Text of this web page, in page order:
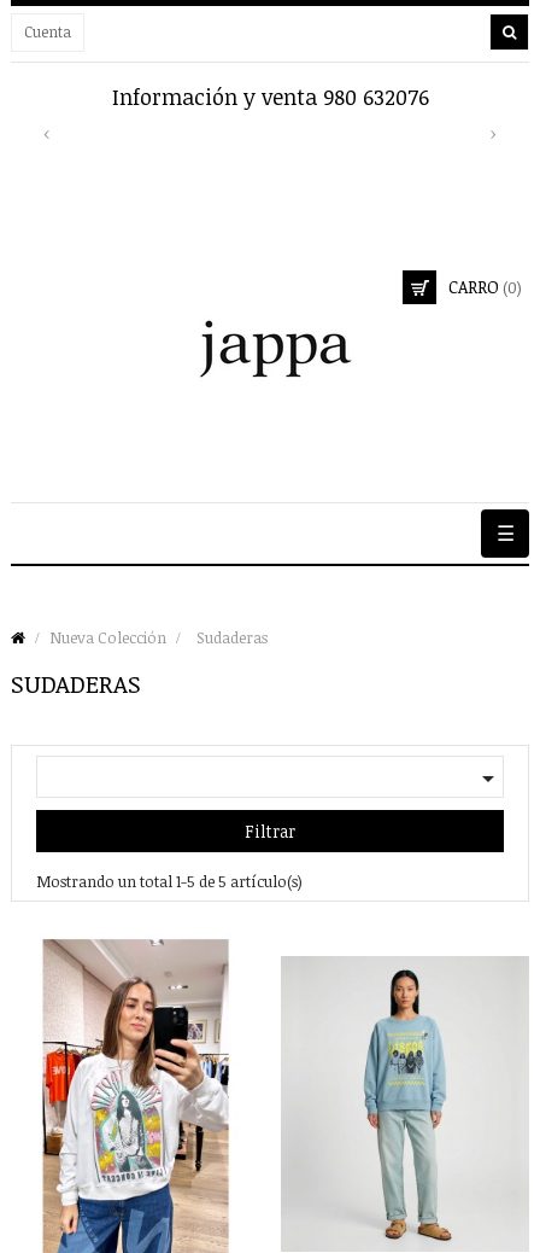
Cuenta
CARRO (0)
Información y venta 980 632076
‹ ›
de
☰
Nueva Colección Sudaderas
SUDADERAS

Filtrar
Mostrando un total 1-5 de 5 artículo(s)